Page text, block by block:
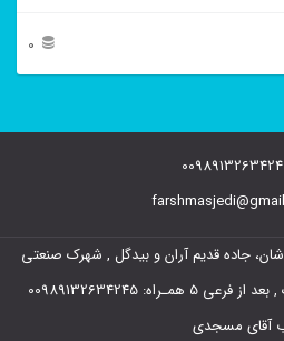
0
جاده قدیم آران و بیدگل , شهرک صنعتی
سلیمان صباحی , انتهای بلوار یک , بعد از فرعی 5 همـراه: 00989132634245
آقای مسجدی